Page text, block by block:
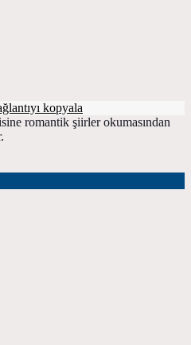
kopyala
romantik şiirler okumasından